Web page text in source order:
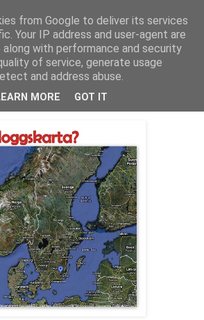
2010
from Google to deliver its services
Your IP address and user-agent are
along with performance and security
of service, generate usage
and address abuse.
MORE GOT IT